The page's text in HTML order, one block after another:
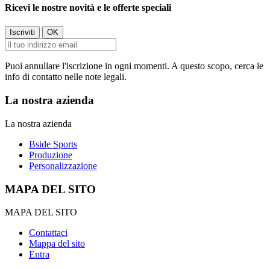
Ricevi le nostre novità e le offerte speciali
Puoi annullare l'iscrizione in ogni momenti. A questo scopo, cerca le
info di contatto nelle note legali.
La nostra azienda
La nostra azienda
Bside Sports
Produzione
Personalizzazione
MAPA DEL SITO
MAPA DEL SITO
Contattaci
Mappa del sito
Entra